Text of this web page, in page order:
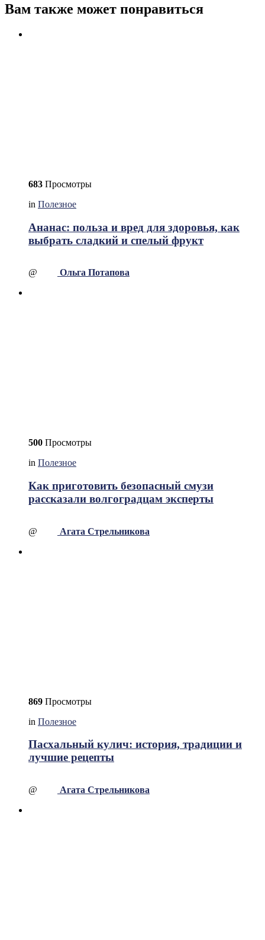
Вам также может понравиться
683 Просмотры
in Полезное
Ананас: польза и вред для здоровья, как
выбрать сладкий и спелый фрукт
@ Ольга Потапова
500 Просмотры
in Полезное
Как приготовить безопасный смузи
рассказали волгоградцам эксперты
@ Агата Стрельникова
869 Просмотры
in Полезное
Пасхальный кулич: история, традиции и
лучшие рецепты
@ Агата Стрельникова